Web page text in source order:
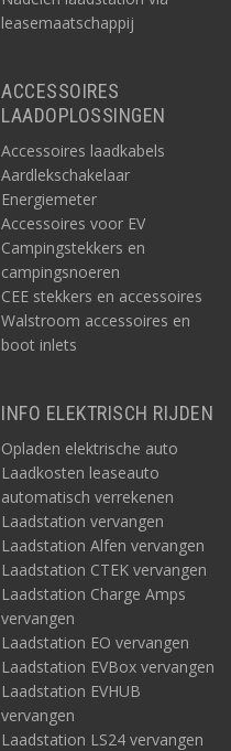
leasemaatschappij
ACCESSOIRES
LAADOPLOSSINGEN
Accessoires laadkabels
Aardlekschakelaar
Energiemeter
Accessoires voor EV
Campingstekkers en
campingsnoeren
CEE stekkers en accessoires
Walstroom accessoires en
boot inlets
INFO ELEKTRISCH RIJDEN
Opladen elektrische auto
Laadkosten leaseauto
automatisch verrekenen
Laadstation vervangen
Laadstation Alfen vervangen
Laadstation CTEK vervangen
Laadstation Charge Amps
vervangen
Laadstation EO vervangen
Laadstation EVBox vervangen
Laadstation EVHUB
vervangen
Laadstation LS24 vervangen